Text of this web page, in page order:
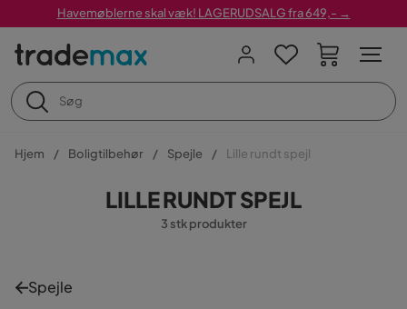
Havemøblerne skal væk! LAGERUDSALG fra 649,- →
Hjem Boligtilbehør Spejle Lille rundt spejl
LILLE RUNDT SPEJL
3 stk produkter
Spejle